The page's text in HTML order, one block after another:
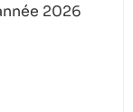
2026